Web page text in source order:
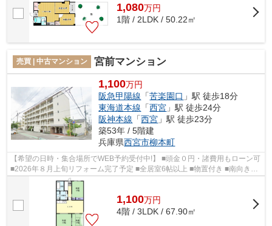
1,080万円
1階 / 2LDK / 50.22㎡
売買 | 中古マンション 宮前マンション
1,100万円
阪急甲陽線 「苦楽園口 」駅 徒歩18分
東海道本線 「西宮 」駅 徒歩24分
阪神本線 「西宮 」駅 徒歩23分
築53年 / 5階建
兵庫県西宮市柳本町
【希望の日時・集合場所でWEB予約受付中!】 ■頭金０円・諸費用もローン可
■2026年８月上旬リフォーム完了予定 ■全居室6帖以上 ■物置付き ■南向き、
陽当たり・通風良好 ■月々2万円台か...
1,100万円
4階 / 3LDK / 67.90㎡